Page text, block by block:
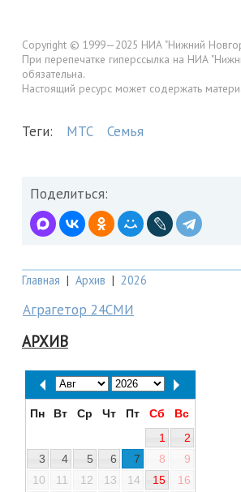
Copyright © 1999—2025 НИА "Нижний
При перепечатке гиперссылка на НИА
обязательна.
Настоящий ресурс может содержать
Теги: МТС Семья
Поделиться:
Главная | Архив | 2026
Аграгетор 24СМИ
АРХИВ
Пн Вт Ср Чт Пт Сб
Вс
1
2
3
4 5 6 7 8
9
10
11 12 13 14 15
16